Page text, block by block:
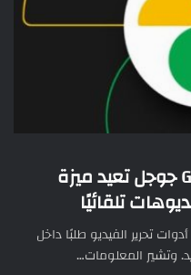
تطبيق الصور Google Photos جوجل تعيد ميزة
تلقائيًا
تحرير الفيديو طلبًا داخل